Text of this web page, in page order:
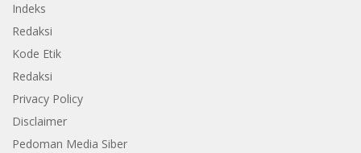
Indeks
Redaksi
Kode Etik
Redaksi
Privacy Policy
Disclaimer
Pedoman Media Siber